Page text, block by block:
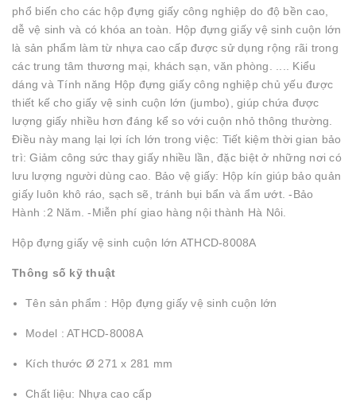
phổ biến cho các hộp đựng giấy công nghiệp do độ bền cao,
dễ vệ sinh và có khóa an toàn. Hộp đựng giấy vệ sinh cuộn lớn
là sản phẩm làm từ nhựa cao cấp được sử dụng rộng rãi trong
các trung tâm thương mại, khách sạn, văn phòng. .... Kiểu
dáng và Tính năng Hộp đựng giấy công nghiệp chủ yếu được
thiết kế cho giấy vệ sinh cuộn lớn (jumbo), giúp chứa được
lượng giấy nhiều hơn đáng kể so với cuộn nhỏ thông thường.
Điều này mang lại lợi ích lớn trong việc: Tiết kiệm thời gian bảo
trì: Giảm công sức thay giấy nhiều lần, đặc biệt ở những nơi có
lưu lượng người dùng cao. Bảo vệ giấy: Hộp kín giúp bảo quản
giấy luôn khô ráo, sạch sẽ, tránh bụi bẩn và ẩm ướt. -Bảo
Hành :2 Năm. -Miễn phí giao hàng nội thành Hà Nôi.
Hộp đựng giấy vệ sinh cuộn lớn ATHCD-8008A
Thông số kỹ thuật
Tên sản phẩm : Hộp đựng giấy vệ sinh cuộn lớn
Model : ATHCD-8008A
Kích thước Ø 271 x 281 mm
Chất liệu: Nhựa cao cấp